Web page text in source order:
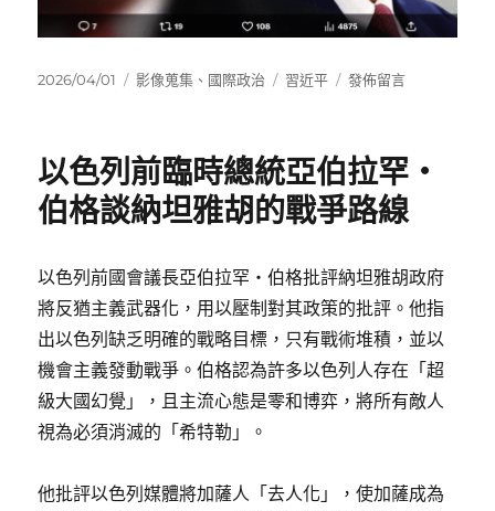
發
2026/04/01
分
影像蒐集 、 國際政治
標
習近平
在
ENEMY
WHEN
HE’S
發佈留言
以色列前臨時總統亞伯拉罕・
伯格談納坦雅胡的戰爭路線
以色列前國會議長亞伯拉罕・伯格批評納坦雅胡政府
將反猶主義武器化，用以壓制對其政策的批評。他指
出以色列缺乏明確的戰略目標，只有戰術堆積，並以
機會主義發動戰爭。伯格認為許多以色列人存在「超
級大國幻覺」，且主流心態是零和博弈，將所有敵人
視為必須消滅的「希特勒」。
他批評以色列媒體將加薩人「去人化」，使加薩成為